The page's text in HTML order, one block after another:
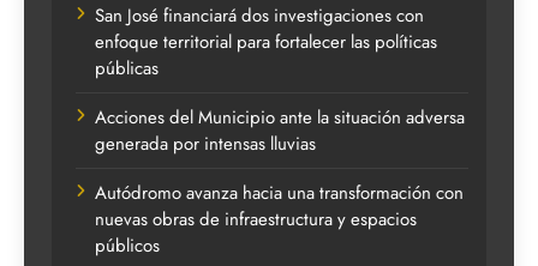
San José financiará dos investigaciones con
enfoque territorial para fortalecer las políticas
públicas
Acciones del Municipio ante la situación adversa
generada por intensas lluvias
Autódromo avanza hacia una transformación con
nuevas obras de infraestructura y espacios
públicos